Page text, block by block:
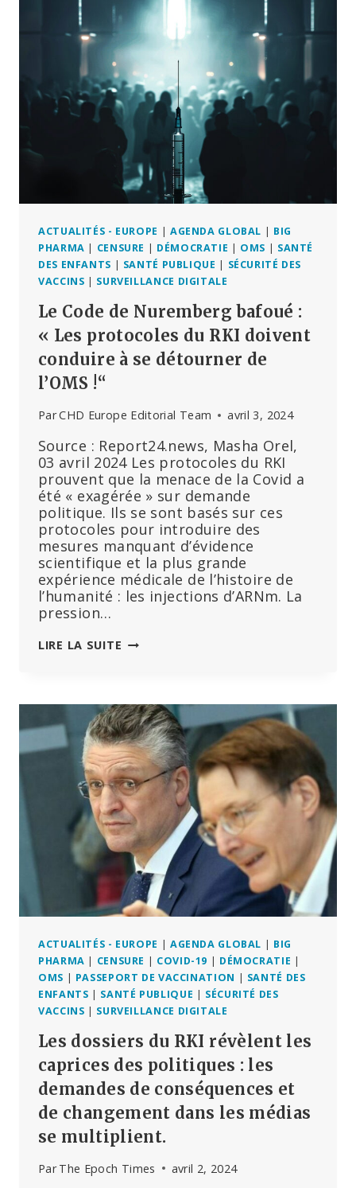
LE
PARLEMENT
FRANÇAIS
ACTUALITÉS - EUROPE | AGENDA GLOBAL | BIG
PHARMA | CENSURE | DÉMOCRATIE | OMS | SANTÉ
DES ENFANTS | SANTÉ PUBLIQUE | SÉCURITÉ DES
VACCINS | SURVEILLANCE DIGITALE
Le Code de Nuremberg bafoué :
« Les protocoles du RKI doivent
conduire à se détourner de
l’OMS !“
ParCHD Europe Editorial Team avril 3, 2024
Source : Report24.news, Masha Orel,
03 avril 2024 Les protocoles du RKI
prouvent que la menace de la Covid a
été « exagérée » sur demande
politique. Ils se sont basés sur ces
protocoles pour introduire des
mesures manquant d’évidence
scientifique et la plus grande
expérience médicale de l’histoire de
l’humanité : les injections d’ARNm. La
pression…
LIRE LA SUITE LE
BAFOUÉ
:
« LES
PROTOCOLES
DU
RKI
DOIVENT
CONDUIRE
À
SE
DÉTOURNER
DE
L’OMS
ACTUALITÉS - EUROPE | AGENDA GLOBAL | BIG
PHARMA | CENSURE | COVID-19 | DÉMOCRATIE |
OMS | PASSEPORT DE VACCINATION | SANTÉ DES
ENFANTS | SANTÉ PUBLIQUE | SÉCURITÉ DES
VACCINS | SURVEILLANCE DIGITALE
Les dossiers du RKI révèlent les
caprices des politiques : les
demandes de conséquences et
de changement dans les médias
se multiplient.
Par The Epoch Times avril 2, 2024